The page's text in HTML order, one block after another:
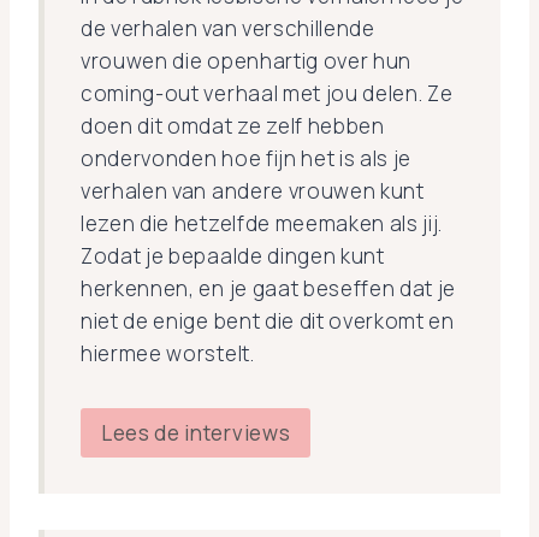
de verhalen van verschillende
vrouwen die openhartig over hun
coming-out verhaal met jou delen. Ze
doen dit omdat ze zelf hebben
ondervonden hoe fijn het is als je
verhalen van andere vrouwen kunt
lezen die hetzelfde meemaken als jij.
Zodat je bepaalde dingen kunt
herkennen, en je gaat beseffen dat je
niet de enige bent die dit overkomt en
hiermee worstelt.
Lees de interviews